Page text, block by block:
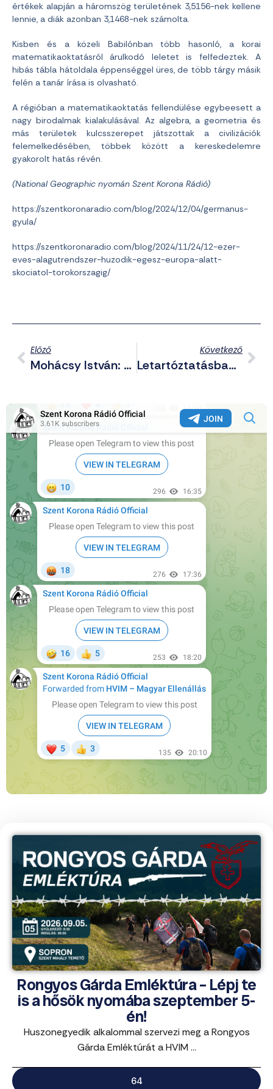
értékek alapján a háromszög területének 3,5156-nek kellene
lennie, a diák azonban 3,1468-nek számolta.
Kisben és a közeli Babilónban több hasonló, a korai
matematikaoktatásról árulkodó leletet is felfedeztek. A
hibás tábla hátoldala éppenséggel üres, de több tárgy másik
felén a tanár írása is olvasható.
A régióban a matematikaoktatás fellendülése egybeesett a
nagy birodalmak kialakulásával. Az algebra, a geometria és
más területek kulcsszerepet játszottak a civilizációk
felemelkedésében, többek között a kereskedelemre
gyakorolt hatás révén.
(National Geographic nyomán Szent Korona Rádió)
https://szentkoronaradio.com/blog/2024/12/04/germanus-
gyula/
https://szentkoronaradio.com/blog/2024/11/24/12-ezer-
eves-alagutrendszer-huzodik-egesz-europa-alatt-
skociatol-torokorszagig/
Előző
Mohácsy István: Magyar Péter Hazudik A Fidelitas-Tagságáról
Következő
Letartóztatásban Marad Fehér János, Till Tamás Gyilkosa
Rongyos Gárda Emléktúra – Lépj te
is a hősök nyomába szeptember 5-
én!
Huszonegyedik alkalommal szervezi meg a Rongyos
Gárda Emléktúrát a HVIM ...
64